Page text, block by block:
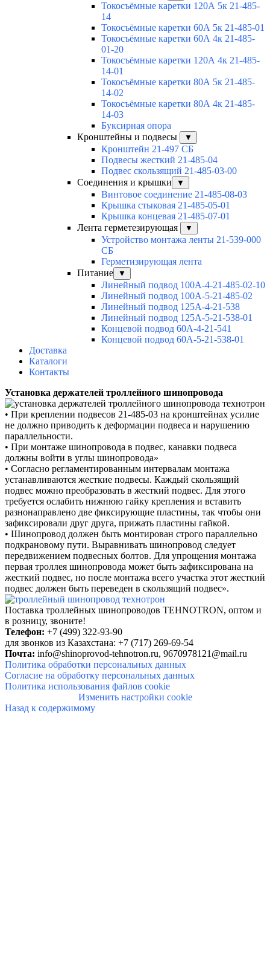
Токосъёмные каретки 120А 5к 21-485-
14
Токосъёмные каретки 60А 5к 21-485-01
Токосъёмные каретки 60А 4к 21-485-
01-20
Токосъёмные каретки 120А 4к 21-485-
14-01
Токосъёмные каретки 80А 5к 21-485-
14-02
Токосъёмные каретки 80А 4к 21-485-
14-03
Буксирная опора
Кронштейны и подвесы
▼
Кронштейн 21-497 СБ
Подвесы жесткий 21-485-04
Подвес скользящий 21-485-03-00
Соединения и крышки
▼
Винтовое соединение 21-485-08-03
Крышка стыковая 21-485-05-01
Крышка концевая 21-485-07-01
Лента герметезирующая
▼
Устройство монтажа ленты 21-539-000
СБ
Герметизирующая лента
Питание
▼
Линейный подвод 100А-4-21-485-02-10
Линейный подвод 100А-5-21-485-02
Линейный подвод 125А-4-21-538
Линейный подвод 125А-5-21-538-01
Концевой подвод 60А-4-21-541
Концевой подвод 60А-5-21-538-01
Доставка
Каталоги
Контакты
Установка держателей троллейного шинопровода
• При креплении подвесов 21-485-03 на кронштейнах усилие
не должно приводить к деформации подвеса и нарушению
параллельности.
• При монтаже шинопровода в подвес, канавки подвеса
должны войти в углы шинопровода»
• Согласно регламентированным интервалам монтажа
устанавливаются жесткие подвесы. Каждый скользящий
подвес можно преобразовать в жесткий подвес. Для этого
требуется ослабить нижнюю гайку крепления и вставить
разнонаправлено две фиксирующие пластины, так чтобы они
зафиксировали друг друга, прижать пластины гайкой.
• Шинопровод должен быть монтирован строго параллельно
подкрановому пути. Выравнивать шинопровод следует
передвижением подвесных болтов. Для упрощения монтажа
первая троллея шинопровода может быть зафиксирована на
жесткий подвес, но после монтажа всего участка этот жесткий
подвес должен быть переведен в скользящий подвес».
Поставка троллейных шинопроводов TEHNOTRON, оптом и
в розницу, звоните!
Телефон: +7 (499) 322-93-90
для звонков из Казахстана: +7 (717) 269-69-54
Почта: info@shinoprovod-tehnotron.ru, 9670978121@mail.ru
Политика обработки персональных данных
Согласие на обработку персональных данных
Политика использования файлов cookie
Изменить настройки cookie
Назад к содержимому